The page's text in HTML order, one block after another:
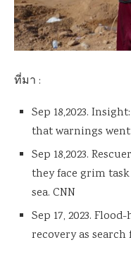
ที่มา :
Sep 18,2023.
that warnings
Sep 18,2023.
they face grim
sea. CNN
Sep 17, 2023.
recovery as